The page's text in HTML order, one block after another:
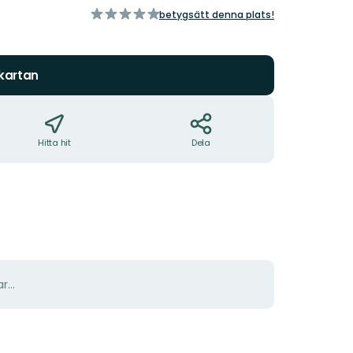
av
betygsätt denna plats!
Hitta hit Dela